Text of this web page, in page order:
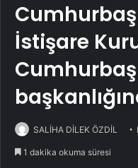
İstişare
SALİHA DİLEK ÖZDİL
1 dakika okuma süresi